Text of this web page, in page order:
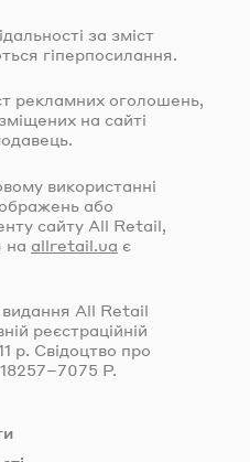
за зміст
гіперпосилання.
рекламних оголошень,
на сайті
використанні
або
сайту All Retail,
на allretail.ua є
All Retail
реєстраційній
р. Свідоцтво про
Р.